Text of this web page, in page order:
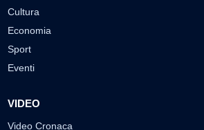
Cultura
Economia
Sport
Eventi
VIDEO
Video Cronaca